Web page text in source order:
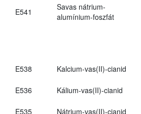
E541
Savas nátrium-
alumínium-foszfát
E538 Kalcium-vas(II)-cianid
E536
Kálium-vas(II)-cianid
E535
Nátrium-vas(II)-cianid